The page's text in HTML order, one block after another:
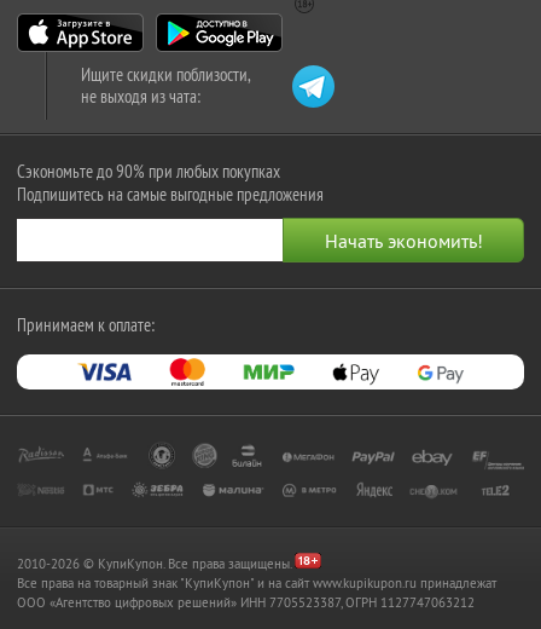
Ищите скидки поблизости,
не выходя из чата:
Сэкономьте до 90% при любых покупках
Подпишитесь на самые выгодные предложения
Принимаем к оплате:
2010-2026 © КупиКупон. Все права защищены.
Все права на товарный знак "КупиКупон" и на сайт www.kupikupon.ru принадлежат
OOO «Агентство цифровых решений» ИНН 7705523387, ОГРН 1127747063212